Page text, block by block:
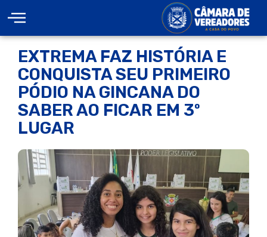
EXTREMA FAZ HISTÓRIA E
CONQUISTA SEU PRIMEIRO
PÓDIO NA GINCANA DO
SABER AO FICAR EM 3º
LUGAR